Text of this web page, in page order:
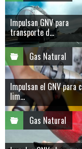
Impulsan GNV para
transporte d...
Gas Natural
Impulsan el GNV para
lim...
Gas Natural